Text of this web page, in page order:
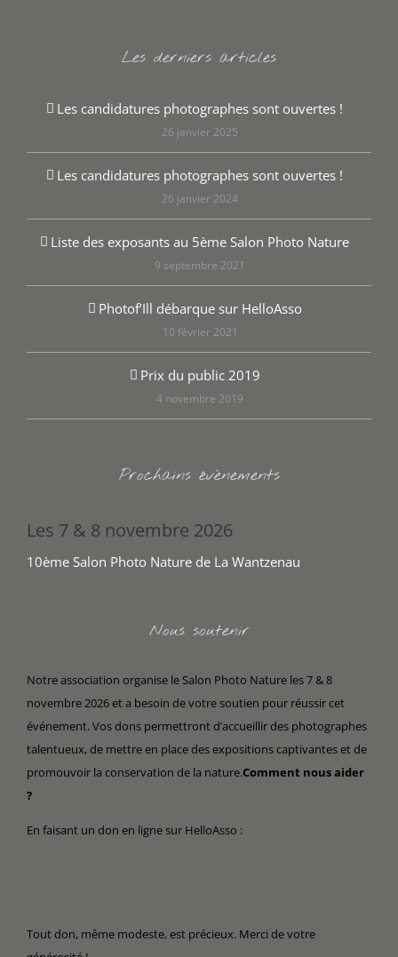
Les derniers articles
Les candidatures photographes sont ouvertes !
26 janvier 2025
Les candidatures photographes sont ouvertes !
26 janvier 2024
Liste des exposants au 5ème Salon Photo Nature
9 septembre 2021
Photof’Ill débarque sur HelloAsso
10 février 2021
Prix du public 2019
4 novembre 2019
Prochains évènements
Les 7 & 8 novembre 2026
10ème Salon Photo Nature de La Wantzenau
Nous soutenir
Notre association organise le Salon Photo Nature les 7 & 8
novembre 2026 et a besoin de votre soutien pour réussir cet
événement. Vos dons permettront d’accueillir des photographes
talentueux, de mettre en place des expositions captivantes et de
promouvoir la conservation de la nature.Comment nous aider
?
En faisant un don en ligne sur HelloAsso :
Tout don, même modeste, est précieux. Merci de votre